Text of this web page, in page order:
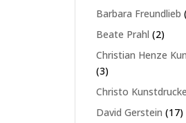
Barbara Freundlieb
Beate Prahl 22
Christian Henze
33
Produkte
Christo Kunstdrucke
David Gerstein 1717